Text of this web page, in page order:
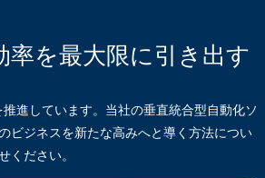
率を最大限に引き出す
進しています。当社の垂直統合型自動化ソ
ビジネスを新たな高みへと導く方法につい
ください。